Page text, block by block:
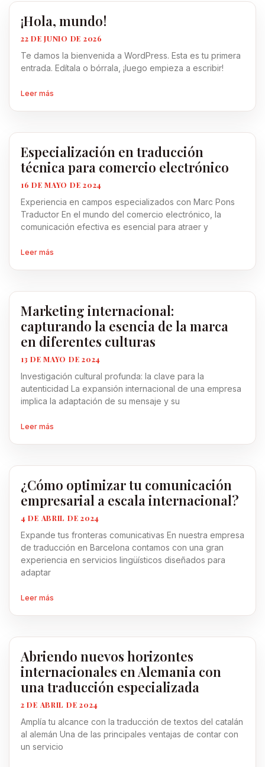
¡Hola, mundo!
22 DE JUNIO DE 2026
Te damos la bienvenida a WordPress. Esta es tu primera
entrada. Edítala o bórrala, ¡luego empieza a escribir!
Leer más
Especialización en traducción
técnica para comercio electrónico
16 DE MAYO DE 2024
Experiencia en campos especializados con Marc Pons
Traductor En el mundo del comercio electrónico, la
comunicación efectiva es esencial para atraer y
Leer más
Marketing internacional:
capturando la esencia de la marca
en diferentes culturas
13 DE MAYO DE 2024
Investigación cultural profunda: la clave para la
autenticidad La expansión internacional de una empresa
implica la adaptación de su mensaje y su
Leer más
¿Cómo optimizar tu comunicación
empresarial a escala internacional?
4 DE ABRIL DE 2024
Expande tus fronteras comunicativas En nuestra empresa
de traducción en Barcelona contamos con una gran
experiencia en servicios lingüísticos diseñados para
adaptar
Leer más
Abriendo nuevos horizontes
internacionales en Alemania con
una traducción especializada
2 DE ABRIL DE 2024
Amplía tu alcance con la traducción de textos del catalán
al alemán Una de las principales ventajas de contar con
un servicio